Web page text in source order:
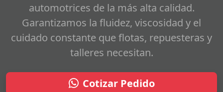
automotrices de la más alta calidad.
Garantizamos la fluidez, viscosidad y el
cuidado constante que flotas, repuesteras y
talleres necesitan.
Cotizar Pedido